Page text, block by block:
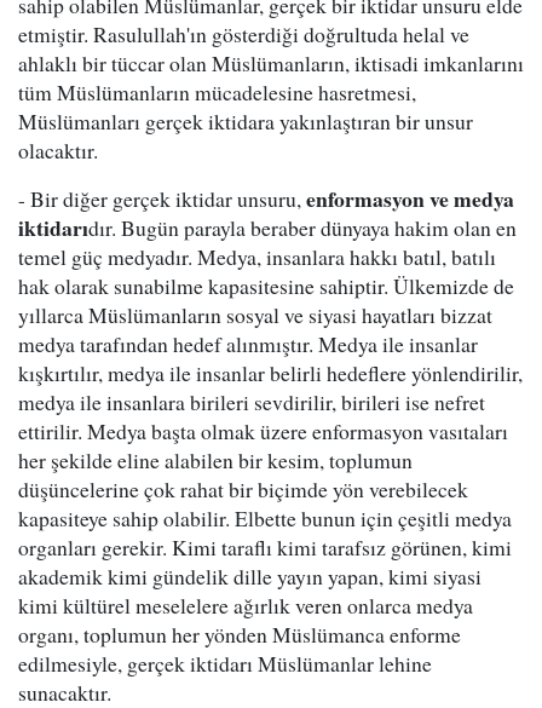
etmiştir. Rasulullah'ın gösterdiği doğrultuda helal ve
ahlaklı bir tüccar olan Müslümanların, iktisadi imkanlarını
tüm Müslümanların mücadelesine hasretmesi,
Müslümanları gerçek iktidara yakınlaştıran bir unsur
olacaktır.
- Bir diğer gerçek iktidar unsuru,enformasyon ve medya
iktidarıdır. Bugün parayla beraber dünyaya hakim olan en
temel güç medyadır. Medya, insanlara hakkı batıl, batılı
hak olarak sunabilme kapasitesine sahiptir. Ülkemizde de
yıllarca Müslümanların sosyal ve siyasi hayatları bizzat
medya tarafından hedef alınmıştır. Medya ile insanlar
kışkırtılır, medya ile insanlar belirli hedeflere yönlendirilir,
medya ile insanlara birileri sevdirilir, birileri ise nefret
ettirilir. Medya başta olmak üzere enformasyon vasıtaları
her şekilde eline alabilen bir kesim, toplumun
düşüncelerine çok rahat bir biçimde yön verebilecek
kapasiteye sahip olabilir. Elbette bunun için çeşitli medya
organları gerekir. Kimi taraflı kimi tarafsız görünen, kimi
akademik kimi gündelik dille yayın yapan, kimi siyasi
kimi kültürel meselelere ağırlık veren onlarca medya
organı, toplumun her yönden Müslümanca enforme
edilmesiyle, gerçek iktidarı Müslümanlar lehine
sunacaktır.